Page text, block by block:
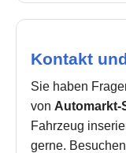
Kontakt
Sie haben
von Automarkt-
Fahrzeug
gerne.